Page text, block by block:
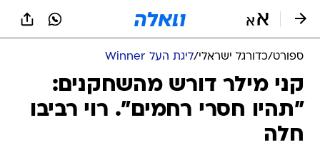
ספורט/כדורגל ישראלי/ליגת העל Winner
קני מילר דורש מהשחקנים:
"תהיו חסרי רחמים". רוי רביבו
חלה